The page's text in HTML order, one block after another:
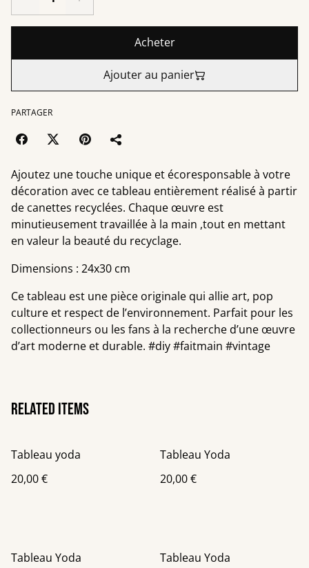
Acheter
Ajouter au panier
PARTAGER
Ajoutez une touche unique et écoresponsable à votre
décoration avec ce tableau entièrement réalisé à partir
de canettes recyclées. Chaque œuvre est
minutieusement travaillée à la main ,tout en mettant
en valeur la beauté du recyclage.
Dimensions : 24x30 cm
Ce tableau est une pièce originale qui allie art, pop
culture et respect de l’environnement. Parfait pour les
collectionneurs ou les fans à la recherche d’une œuvre
d’art moderne et durable. #diy #faitmain #vintage
Related items
Tableau yoda
20,00 €
Tableau Yoda
20,00 €
Tableau Yoda Tableau Yoda